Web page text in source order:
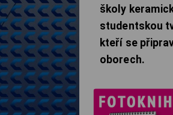
školy
studentskou
kteří se
oborech.